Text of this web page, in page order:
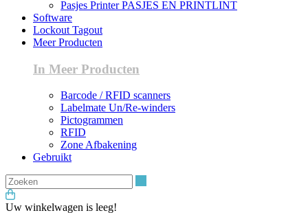
Pasjes Printer PASJES EN PRINTLINT
Software
Lockout Tagout
Meer Producten
In Meer Producten
Barcode / RFID scanners
Labelmate Un/Re-winders
Pictogrammen
RFID
Zone Afbakening
Gebruikt
Uw winkelwagen is leeg!